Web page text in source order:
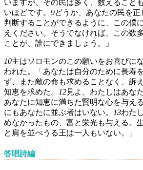
いますが、その民は多く、数えること
いほどです。 9どうか、あなたの民を
判断することができるように、この僕
えください。そうでなければ、この数
ことが、誰にできましょう。」
10主はソロモンのこの願いをお喜びにな
われた。「あなたは自分のために長寿
ず、また敵の命も求めることなく、訴
知恵を求めた。
12見よ、わたしはあな
あなたに知恵に満ちた賢明な心を与え
にもあなたに並ぶ者はいない。
13わた
めなかったもの、富と栄光も与える。
と肩を並べうる王は一人もいない。」
答唱詩編